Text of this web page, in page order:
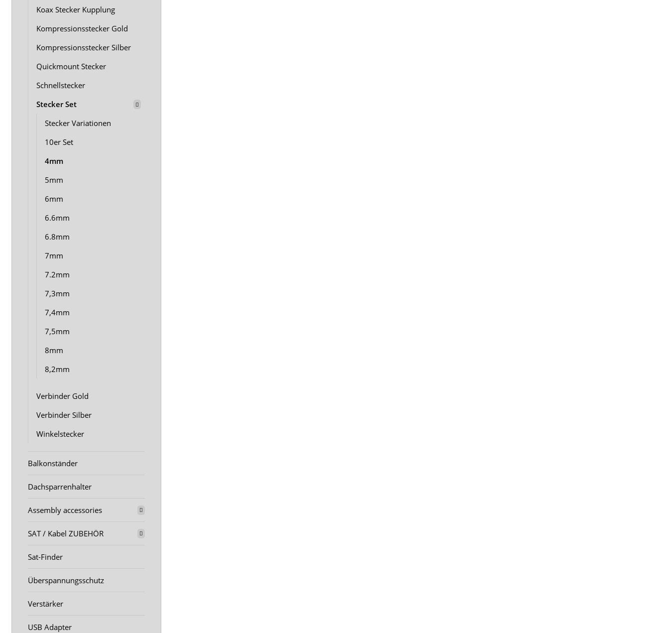
Koax Stecker Kupplung
Kompressionsstecker Gold
Kompressionsstecker Silber
Quickmount Stecker
Schnellstecker
Stecker Set
Stecker Variationen
10er Set
4mm
5mm
6mm
6.6mm
6.8mm
7mm
7.2mm
7,3mm
7,4mm
7,5mm
8mm
8,2mm
Verbinder Gold
Verbinder Silber
Winkelstecker
Balkonständer
Dachsparrenhalter
Assembly accessories
SAT / Kabel ZUBEHÖR
Sat-Finder
Überspannungsschutz
Verstärker
USB Adapter